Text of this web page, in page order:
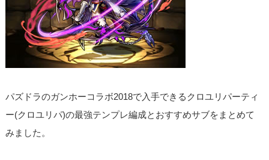
パズドラのガンホーコラボ2018で入手できるクロユリパーティ
ー(クロユリパ)の最強テンプレ編成とおすすめサブをまとめて
みました。